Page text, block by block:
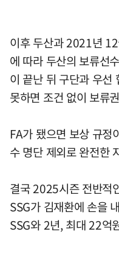
이후 두산과 2021년
에 따라 두산의 보류선
이 끝난 뒤 구단과 우선
못하면 조건 없이 보류
FA가 됐으면 보상 규정
수 명단 제외로 완전한
결국 2025시즌 전반적
SSG가 김재환에 손을
SSG와 2년, 최대 22억